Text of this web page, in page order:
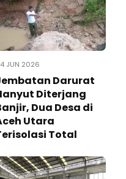
JUN 2026
Darurat
Diterjang
Dua Desa di
Utara
Total